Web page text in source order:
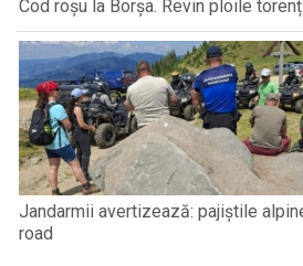
Cod roșu la Borșa. Revin ploile
Jandarmii avertizează: pajiștile
road